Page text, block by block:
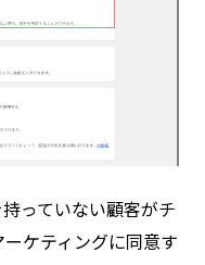
っていない顧客がチ
ケティングに同意す